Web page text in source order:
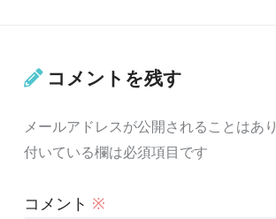
コメントを残す
メールアドレスが公開されることはあり
付いている欄は必須項目です
コメント ※